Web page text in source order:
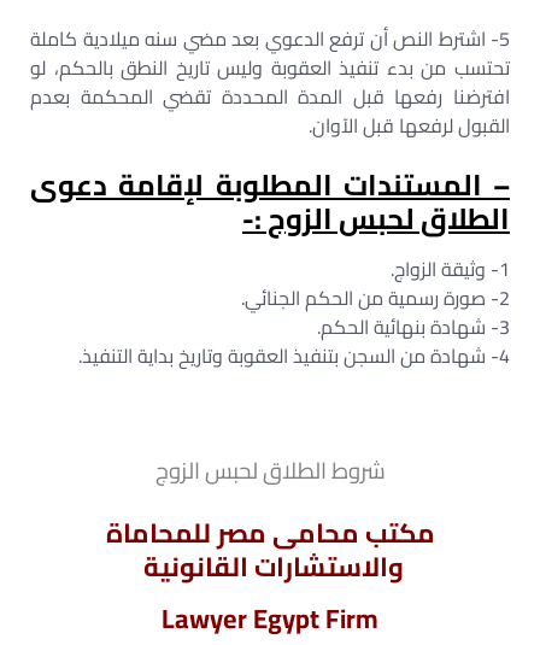
5- اشترط النص أن ترفع الدعوي بعد مضي سنه ميلادية كاملة
تحتسب من بدء تنفيذ العقوبة وليس تاريخ النطق بالحكم، لو
افترضنا رفعها قبل المدة المحددة تقضي المحكمة بعدم
القبول لرفعها قبل الآوان.
– المستندات المطلوبة لإقامة دعوى
الطلاق لحبس الزوج :-
1- وثيقة الزواج.
2- صورة رسمية من الحكم الجنائي.
3- شهادة بنهائية الحكم.
4- شهادة من السجن بتنفيذ العقوبة وتاريخ بداية التنفيذ.
شروط الطلاق لحبس الزوج
مكتب محامى مصر للمحاماة
والاستشارات القانونية
Lawyer Egypt Firm